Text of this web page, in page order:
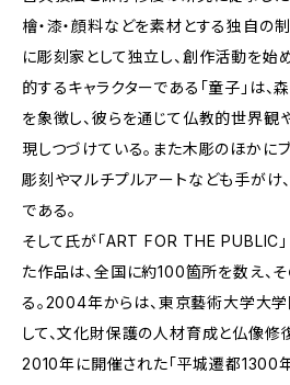
檜・漆・顔料などを素材とする独自の
に彫刻家として独立し、創作活動を始
的するキャラクターである「童子」は
を象徴し、彼らを通じて仏教的世界観
現しつづけている。また木彫のほかに
彫刻やマルチプルアートなども手がけ
である。
そして氏が「ART FOR THE PUBLIC
た作品は、全国に約100箇所を数え、
る。2004年からは、東京藝術大学大
して、文化財保護の人材育成と仏像修
2010年に開催された「平城遷都1300年